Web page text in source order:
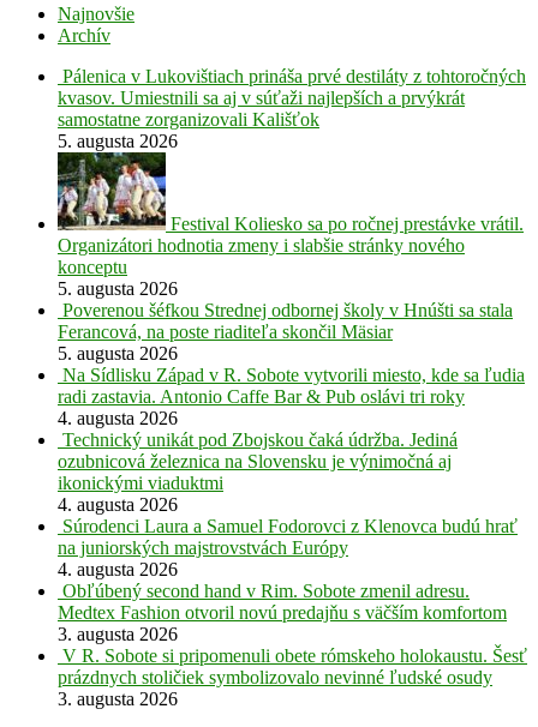
Najnovšie
Archív
Pálenica v Lukovištiach prináša prvé destiláty z tohtoročných
kvasov. Umiestnili sa aj v súťaži najlepších a prvýkrát
samostatne zorganizovali Kališťok
5. augusta 2026
Festival Koliesko sa po ročnej prestávke vrátil.
Organizátori hodnotia zmeny i slabšie stránky nového
konceptu
5. augusta 2026
Poverenou šéfkou Strednej odbornej školy v Hnúšti sa stala
Ferancová, na poste riaditeľa skončil Mäsiar
5. augusta 2026
Na Sídlisku Západ v R. Sobote vytvorili miesto, kde sa ľudia
radi zastavia. Antonio Caffe Bar & Pub oslávi tri roky
4. augusta 2026
Technický unikát pod Zbojskou čaká údržba. Jediná
ozubnicová železnica na Slovensku je výnimočná aj
ikonickými viaduktmi
4. augusta 2026
Súrodenci Laura a Samuel Fodorovci z Klenovca budú hrať
na juniorských majstrovstvách Európy
4. augusta 2026
Obľúbený second hand v Rim. Sobote zmenil adresu.
Medtex Fashion otvoril novú predajňu s väčším komfortom
3. augusta 2026
V R. Sobote si pripomenuli obete rómskeho holokaustu. Šesť
prázdnych stoličiek symbolizovalo nevinné ľudské osudy
3. augusta 2026